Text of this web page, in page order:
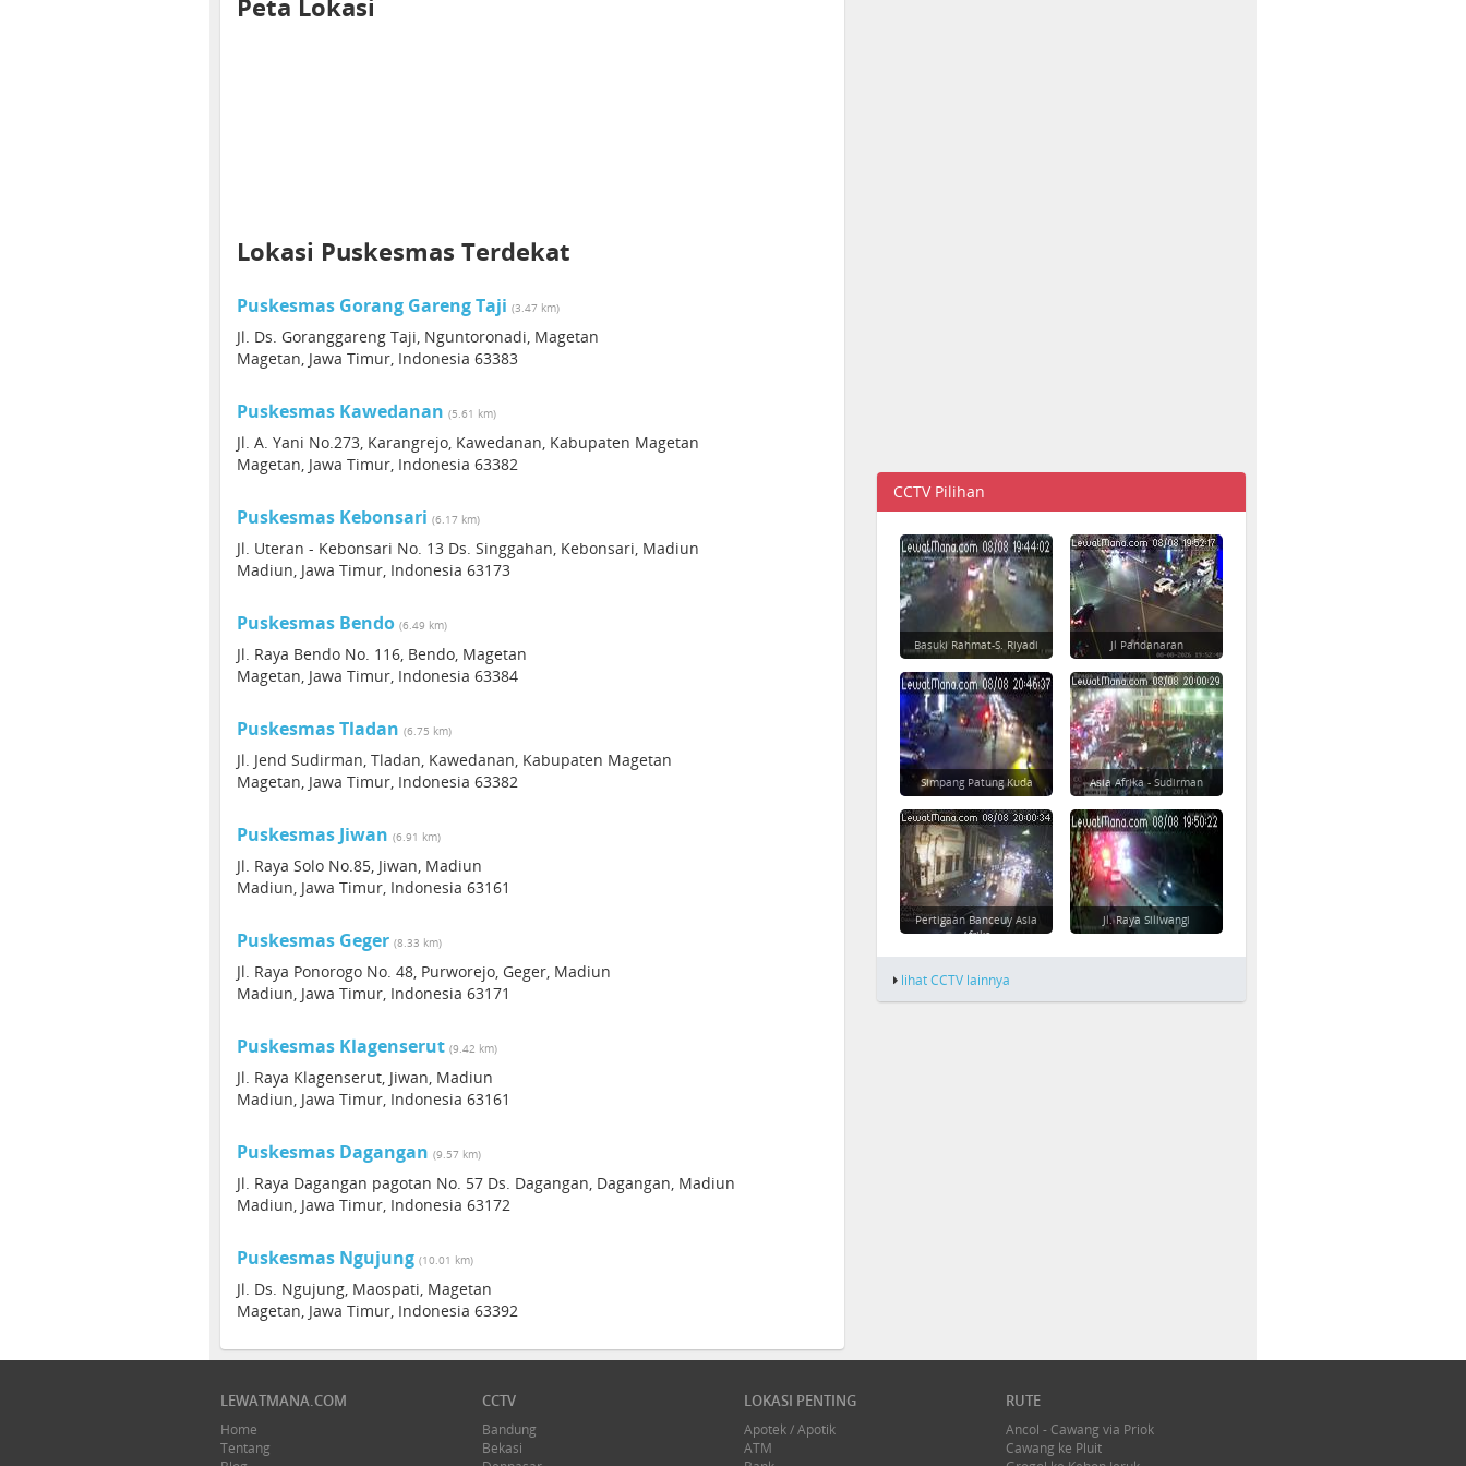
Peta Lokasi
Lokasi Puskesmas Terdekat
Puskesmas Gorang Gareng Taji (3.47 km)
Jl. Ds. Goranggareng Taji, Nguntoronadi, Magetan
Magetan, Jawa Timur, Indonesia 63383
Puskesmas Kawedanan (5.61 km)
Jl. A. Yani No.273, Karangrejo, Kawedanan, Kabupaten Magetan
Magetan, Jawa Timur, Indonesia 63382
Puskesmas Kebonsari (6.17 km)
Jl. Uteran - Kebonsari No. 13 Ds. Singgahan, Kebonsari, Madiun
Madiun, Jawa Timur, Indonesia 63173
Puskesmas Bendo (6.49 km)
Jl. Raya Bendo No. 116, Bendo, Magetan
Magetan, Jawa Timur, Indonesia 63384
Puskesmas Tladan (6.75 km)
Jl. Jend Sudirman, Tladan, Kawedanan, Kabupaten Magetan
Magetan, Jawa Timur, Indonesia 63382
Puskesmas Jiwan (6.91 km)
Jl. Raya Solo No.85, Jiwan, Madiun
Madiun, Jawa Timur, Indonesia 63161
Puskesmas Geger (8.33 km)
Jl. Raya Ponorogo No. 48, Purworejo, Geger, Madiun
Madiun, Jawa Timur, Indonesia 63171
Puskesmas Klagenserut (9.42 km)
Jl. Raya Klagenserut, Jiwan, Madiun
Madiun, Jawa Timur, Indonesia 63161
Puskesmas Dagangan (9.57 km)
Jl. Raya Dagangan pagotan No. 57 Ds. Dagangan, Dagangan, Madiun
Madiun, Jawa Timur, Indonesia 63172
Puskesmas Ngujung (10.01 km)
Jl. Ds. Ngujung, Maospati, Magetan
Magetan, Jawa Timur, Indonesia 63392
CCTV Pilihan
Basuki Rahmat-S. Riyadi Jl Pandanaran
Simpang Patung Kuda Asia Afrika - Sudirman
Pertigaan Banceuy Asia
Afrika
Jl. Raya Siliwangi
lihat CCTV lainnya
LEWATMANA.COM
Home
Tentang
CCTV
Bandung
Bekasi
LOKASI PENTING
Apotek / Apotik
ATM
RUTE
Ancol - Cawang via Priok
Cawang ke Pluit